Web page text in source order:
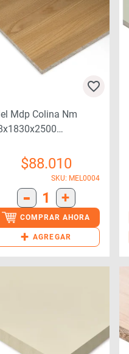
Mdp Colina Nm
$88.010
SKU: MEL0004
- 1 +
COMPRAR AHORA
+ AGREGAR